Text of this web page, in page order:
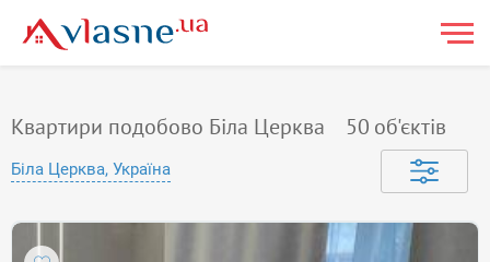
Квартири подобово Біла Церква 50 об'єктів
Біла Церква, Україна